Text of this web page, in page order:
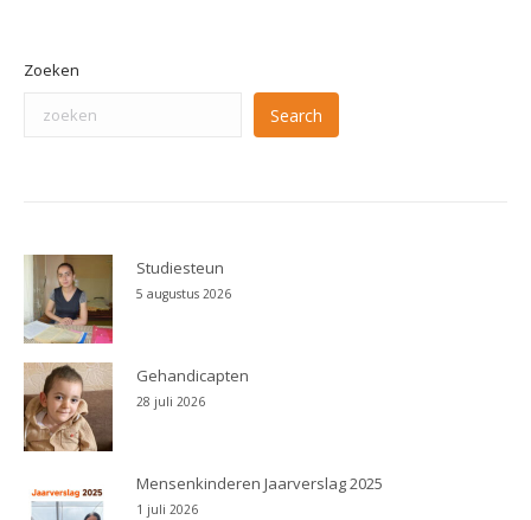
Zoeken
Search
Studiesteun
5 augustus 2026
Gehandicapten
28 juli 2026
Mensenkinderen Jaarverslag 2025
1 juli 2026